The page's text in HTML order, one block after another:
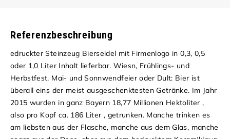
Referenzbeschreibung
edruckter Steinzeug Bierseidel mit Firmenlogo in 0,3, 0,5
oder 1,0 Liter Inhalt lieferbar. Wiesn, Frühlings- und
Herbstfest, Mai- und Sonnwendfeier oder Dult: Bier ist
überall eins der meist ausgeschenktesten Getränke. Im Jahr
2015 wurden in ganz Bayern 18,77 Millionen Hektoliter ,
also pro Kopf ca. 186 Liter , getrunken. Manche trinken es
am liebsten aus der Flasche, manche aus dem Glas, manche